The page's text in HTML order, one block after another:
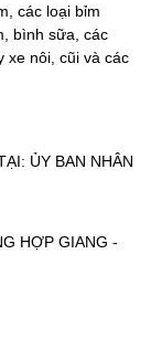
các loại bỉm
bình sữa, các
xe nôi, cũi và các
ỦY BAN NHÂN
HỢP GIANG -